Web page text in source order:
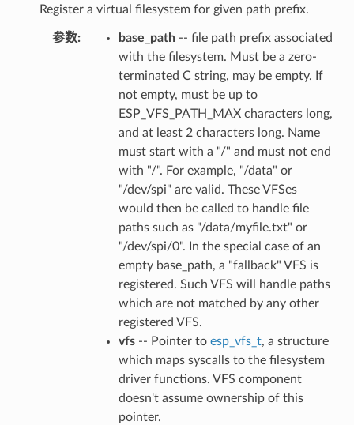
Register a virtual filesystem for given path prefix.
参数: base_path-- file path prefix associated
with the filesystem. Must be a zero-
terminated C string, may be empty. If
not empty, must be up to
ESP_VFS_PATH_MAX characters long,
and at least 2 characters long. Name
must start with a "/" and must not end
with "/". For example, "/data" or
"/dev/spi" are valid. These VFSes
would then be called to handle file
paths such as "/data/myfile.txt" or
"/dev/spi/0". In the special case of an
empty base_path, a "fallback" VFS is
registered. Such VFS will handle paths
which are not matched by any other
registered VFS.
vfs-- Pointer to esp_vfs_t, a structure
which maps syscalls to the filesystem
driver functions. VFS component
doesn't assume ownership of this
pointer.